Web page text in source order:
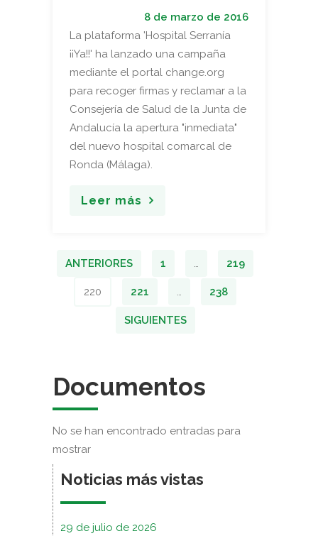
8 de marzo de 2016
La plataforma 'Hospital Serranía
¡¡Ya!!' ha lanzado una campaña
mediante el portal change.org
para recoger firmas y reclamar a la
Consejería de Salud de la Junta de
Andalucía la apertura "inmediata"
del nuevo hospital comarcal de
Ronda (Málaga).
Leer más
ANTERIORES 1 … 219
220 221 … 238
SIGUIENTES
Documentos
No se han encontrado entradas para
mostrar
Noticias más vistas
29 de julio de 2026